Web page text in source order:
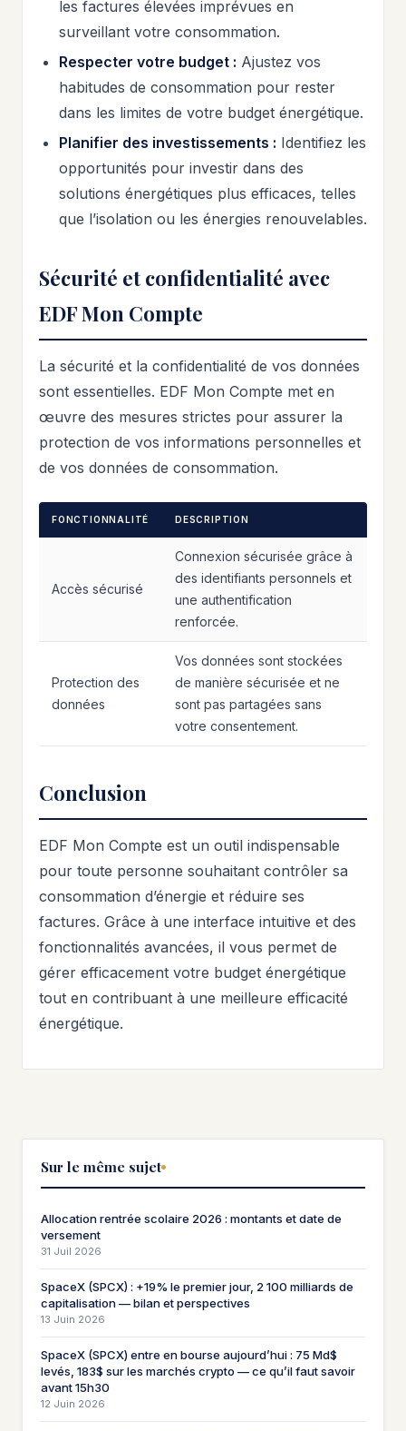
les factures élevées imprévues en
surveillant votre consommation.
Respecter votre budget : Ajustez vos
habitudes de consommation pour rester
dans les limites de votre budget énergétique.
Planifier des investissements : Identifiez les
opportunités pour investir dans des
solutions énergétiques plus efficaces, telles
que l’isolation ou les énergies renouvelables.
Sécurité et confidentialité avec
EDF Mon Compte
La sécurité et la confidentialité de vos données
sont essentielles. EDF Mon Compte met en
œuvre des mesures strictes pour assurer la
protection de vos informations personnelles et
de vos données de consommation.
FONCTIONNALITÉ DESCRIPTION
Accès sécurisé
Connexion sécurisée grâce à
des identifiants personnels et
une authentification
renforcée.
Protection des
données
Vos données sont stockées
de manière sécurisée et ne
sont pas partagées sans
votre consentement.
Conclusion
EDF Mon Compte est un outil indispensable
pour toute personne souhaitant contrôler sa
consommation d’énergie et réduire ses
factures. Grâce à une interface intuitive et des
fonctionnalités avancées, il vous permet de
gérer efficacement votre budget énergétique
tout en contribuant à une meilleure efficacité
énergétique.
Sur le même sujet
Allocation rentrée scolaire 2026 : montants et date de
versement
31 Juil 2026
SpaceX (SPCX) : +19% le premier jour, 2 100 milliards de
capitalisation — bilan et perspectives
13 Juin 2026
SpaceX (SPCX) entre en bourse aujourd’hui : 75 Md$
levés, 183$ sur les marchés crypto — ce qu’il faut savoir
avant 15h30
12 Juin 2026